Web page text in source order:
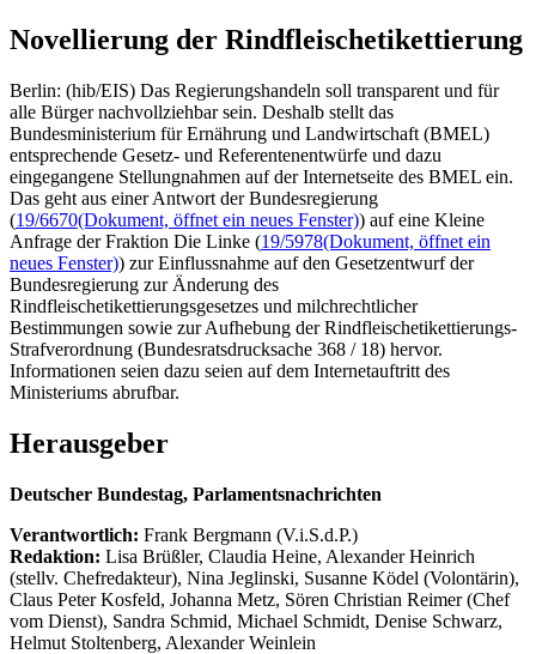
Novellierung der Rindfleischetikettierung
Berlin: (hib/EIS) Das Regierungshandeln soll transparent und für
alle Bürger nachvollziehbar sein. Deshalb stellt das
Bundesministerium für Ernährung und Landwirtschaft (BMEL)
entsprechende Gesetz- und Referentenentwürfe und dazu
eingegangene Stellungnahmen auf der Internetseite des BMEL ein.
Das geht aus einer Antwort der Bundesregierung
(19/6670(Dokument, öffnet ein neues Fenster)) auf eine Kleine
Anfrage der Fraktion Die Linke (19/5978(Dokument, öffnet ein
neues Fenster)) zur Einflussnahme auf den Gesetzentwurf der
Bundesregierung zur Änderung des
Rindfleischetikettierungsgesetzes und milchrechtlicher
Bestimmungen sowie zur Aufhebung der Rindfleischetikettierungs-
Strafverordnung (Bundesratsdrucksache 368 / 18) hervor.
Informationen seien dazu seien auf dem Internetauftritt des
Ministeriums abrufbar.
Herausgeber
Deutscher Bundestag, Parlamentsnachrichten
Verantwortlich: Frank Bergmann (V.i.S.d.P.)
Redaktion: Lisa Brüßler, Claudia Heine, Alexander Heinrich
(stellv. Chefredakteur), Nina Jeglinski, Susanne Ködel (Volontärin),
Claus Peter Kosfeld, Johanna Metz, Sören Christian Reimer (Chef
vom Dienst), Sandra Schmid, Michael Schmidt, Denise Schwarz,
Helmut Stoltenberg, Alexander Weinlein